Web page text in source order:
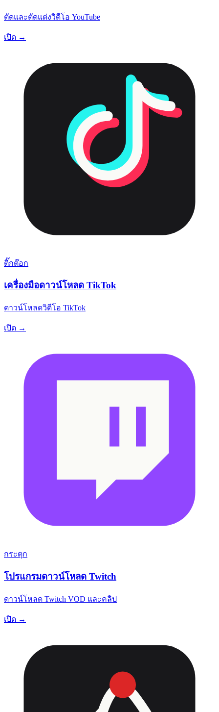
ตัดและตัดแต่งวิดีโอ YouTube
เปิด →
ติ๊กต๊อก
เครื่องมือดาวน์โหลด TikTok
ดาวน์โหลดวิดีโอ TikTok
เปิด →
กระตุก
โปรแกรมดาวน์โหลด Twitch
ดาวน์โหลด Twitch VOD และคลิป
เปิด →